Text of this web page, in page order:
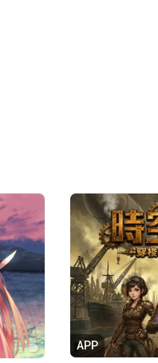
APP